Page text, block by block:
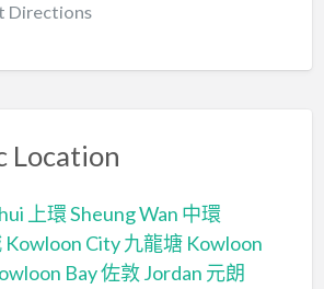
Directions
Location
上環 Sheung Wan 中環
Kowloon City九龍塘 Kowloon
Bay佐敦 Jordan 元朗